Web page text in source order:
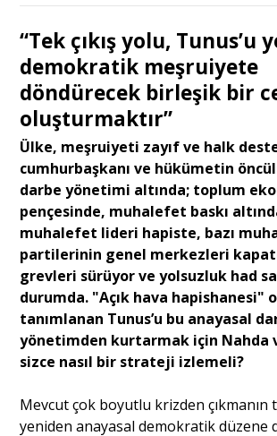
“Tek çıkış yolu, Tunus’u
demokratik meşruiyete
döndürecek birleşik bir
oluşturmaktır”
Ülke, meşruiyeti zayıf ve halk
cumhurbaşkanı ve hükümetin
darbe yönetimi altında; toplum
pençesinde, muhalefet baskı
muhalefet lideri hapiste, bazı
partilerinin genel merkezleri
grevleri sürüyor ve yolsuzluk had
durumda. "Açık hava hapishanesi"
tanımlanan Tunus’u bu anayasal
yönetimden kurtarmak için Nahda
sizce nasıl bir strateji izlemeli?
Mevcut çok boyutlu krizden çıkmanın
yeniden anayasal demokratik düzene